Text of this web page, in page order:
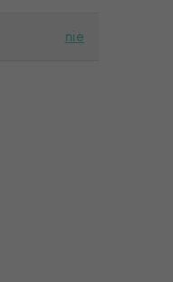
nie